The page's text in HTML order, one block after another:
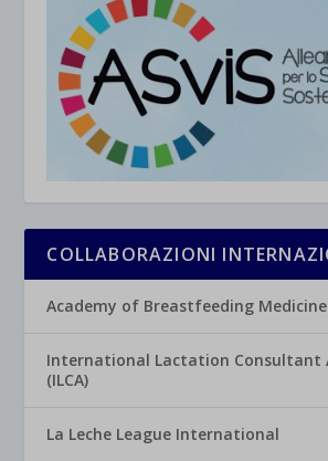
COLLABORAZIONI
Academy of Breastfeeding Medicine
International Lactation Consultant
(ILCA)
La Leche League International